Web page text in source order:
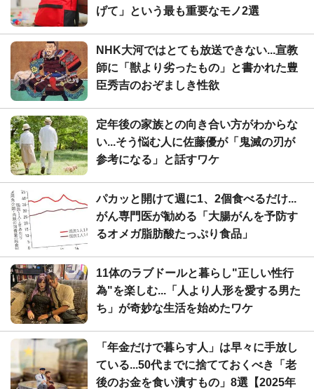
げて」という最も重要なモノ2選
NHK大河ではとても放送できない...宣教
師に「獣より劣ったもの」と書かれた豊
臣秀吉のおぞましき性欲
定年後の家族との向き合い方がわからな
い...そう悩む人に佐藤優が「鬼滅の刃が
参考になる」と話すワケ
パカッと開けて週に1、2個食べるだけ...
がん専門医が勧める「大腸がんを予防す
るオメガ脂肪酸たっぷり食品」
11体のラブドールと暮らし"正しい性行
為"を楽しむ...「人より人形を愛する男た
ち」が奇妙な生活を始めたワケ
「年金だけで暮らす人」は早々に手放し
ている...50代までに捨てておくべき「老
後のお金を食い潰すもの」8選【2025年